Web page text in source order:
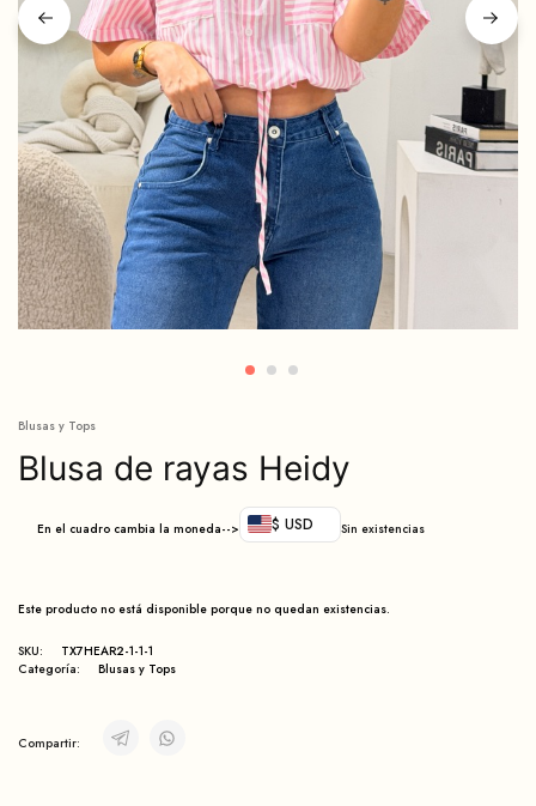
Blusas y Tops
Blusa de rayas Heidy
En el cuadro cambia la moneda--> $ USD Sin existencias
Este producto no está disponible porque no quedan existencias.
SKU:
TX7HEAR2-1-1-1
Categoría:
Blusas y Tops
Compartir: